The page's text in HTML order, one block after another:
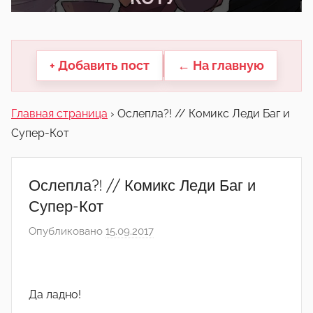
другие.
+ Добавить пост ← На главную
Главная страница › Ослепла?! // Комикс Леди Баг и
Супер-Кот
Ослепла?! // Комикс Леди Баг и
Супер-Кот
Опубликовано 15.09.2017
Да ладно!